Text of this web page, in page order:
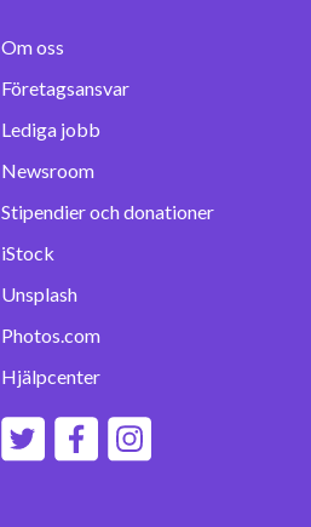
Om oss
Företagsansvar
Lediga jobb
Newsroom
Stipendier och donationer
iStock
Unsplash
Photos.com
Hjälpcenter